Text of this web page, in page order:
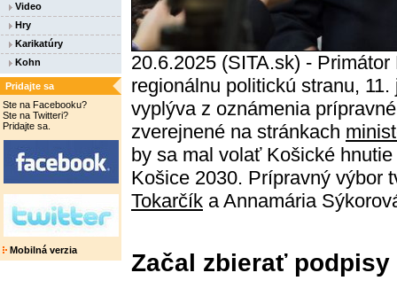
Video
Hry
Karikatúry
Kohn
Pridajte sa
Ste na Facebooku?
Ste na Twitteri?
Pridajte sa.
Mobilná verzia
20.6.2025 (SITA.sk) -
regionálnu politickú stranu,
vyplýva z oznámenia
zverejnené na stránkach
by sa mal volať Košické
Košice 2030. Prípravný výbor
Tokarčík a Annamária
Začal zbierať podpisy